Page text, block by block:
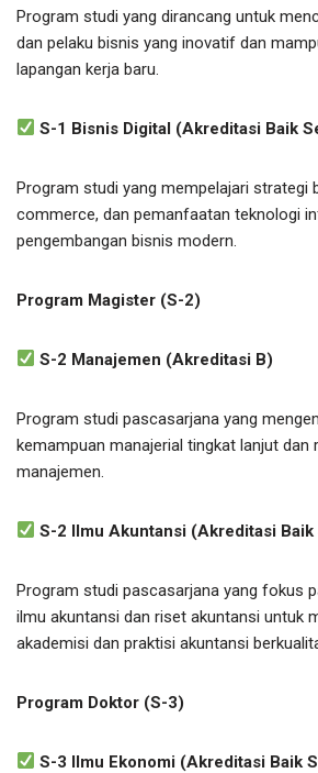
Program studi yang dirancang untuk
dan pelaku bisnis yang inovatif dan
lapangan kerja baru.
S-1 Bisnis Digital (Akreditasi Baik
Program studi yang mempelajari strategi
commerce, dan pemanfaatan teknologi
pengembangan bisnis modern.
Program Magister (S-2)
S-2 Manajemen (Akreditasi B)
Program studi pascasarjana yang
kemampuan manajerial tingkat lanjut dan
manajemen.
S-2 Ilmu Akuntansi (Akreditasi Baik
Program studi pascasarjana yang fokus
ilmu akuntansi dan riset akuntansi untuk
akademisi dan praktisi akuntansi
Program Doktor (S-3)
S-3 Ilmu Ekonomi (Akreditasi Baik